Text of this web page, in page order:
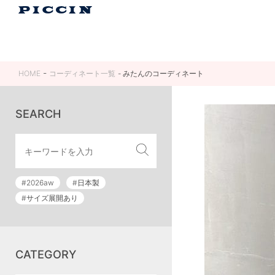
HOME コーディネート一覧 みたんのコーディネート
SEARCH
#2026aw
#日本製
#サイズ展開あり
CATEGORY